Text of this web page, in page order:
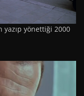
yazıp yönettiği 2000